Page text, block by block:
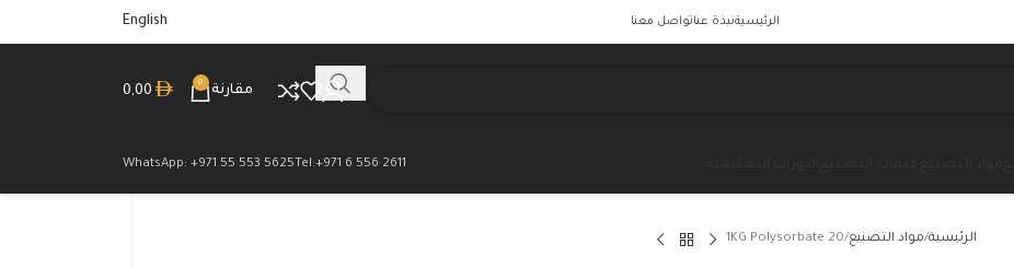
الرئيسيةنبذة عناتواصل معنا English
مقارنة
0
0,00
Tel:+971 6 556 2611
WhatsApp: +971 55 553 5625
الرئيسية مواد التصنيع 1KG Polysorbate 20